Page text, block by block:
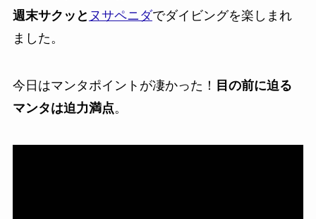
週末サクッと ヌサペニダでダイビングを楽しまれ
ました。
今日はマンタポイントが凄かった！ 目の前に迫る
マンタは迫力満点。